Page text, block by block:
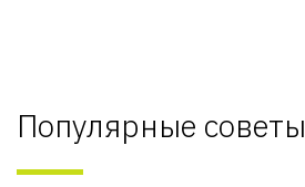
Популярные советы